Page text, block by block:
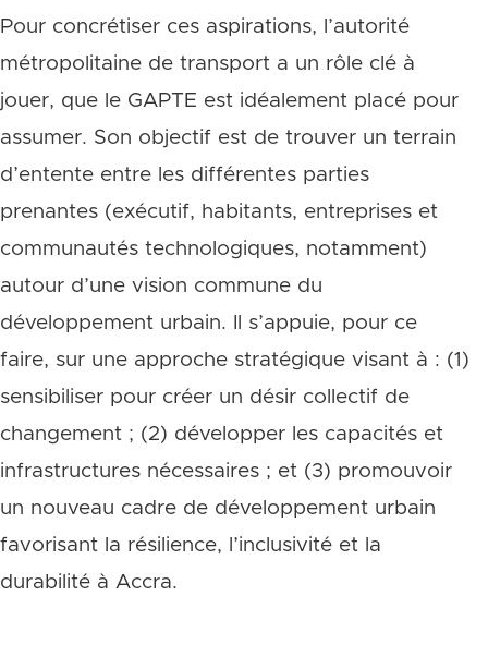
Pour concrétiser ces aspirations, l’autorité
métropolitaine de transport a un rôle clé à
jouer, que le GAPTE est idéalement placé pour
assumer. Son objectif est de trouver un terrain
d’entente entre les différentes parties
prenantes (exécutif, habitants, entreprises et
communautés technologiques, notamment)
autour d’une vision commune du
développement urbain. Il s’appuie, pour ce
faire, sur une approche stratégique visant à : (1)
sensibiliser pour créer un désir collectif de
changement ; (2) développer les capacités et
infrastructures nécessaires ; et (3) promouvoir
un nouveau cadre de développement urbain
favorisant la résilience, l’inclusivité et la
durabilité à Accra.